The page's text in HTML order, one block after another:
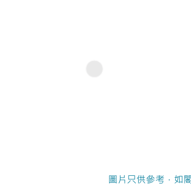
圖片只供參考，如